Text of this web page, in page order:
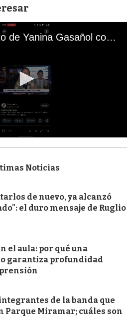
El mal momento de Yanina Gasañol con un hincha argentino en "Subrayado"
Noticias
de nuevo, ya alcanzó
el duro mensaje de Ruglio
el aula: por qué una
garantiza profundidad
de la banda que
Parque Miramar; cuáles son